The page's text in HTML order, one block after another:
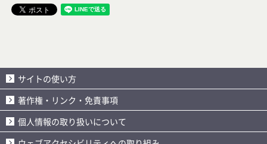
サイトの使い方
著作権・リンク・免責事項
個人情報の取り扱いについて